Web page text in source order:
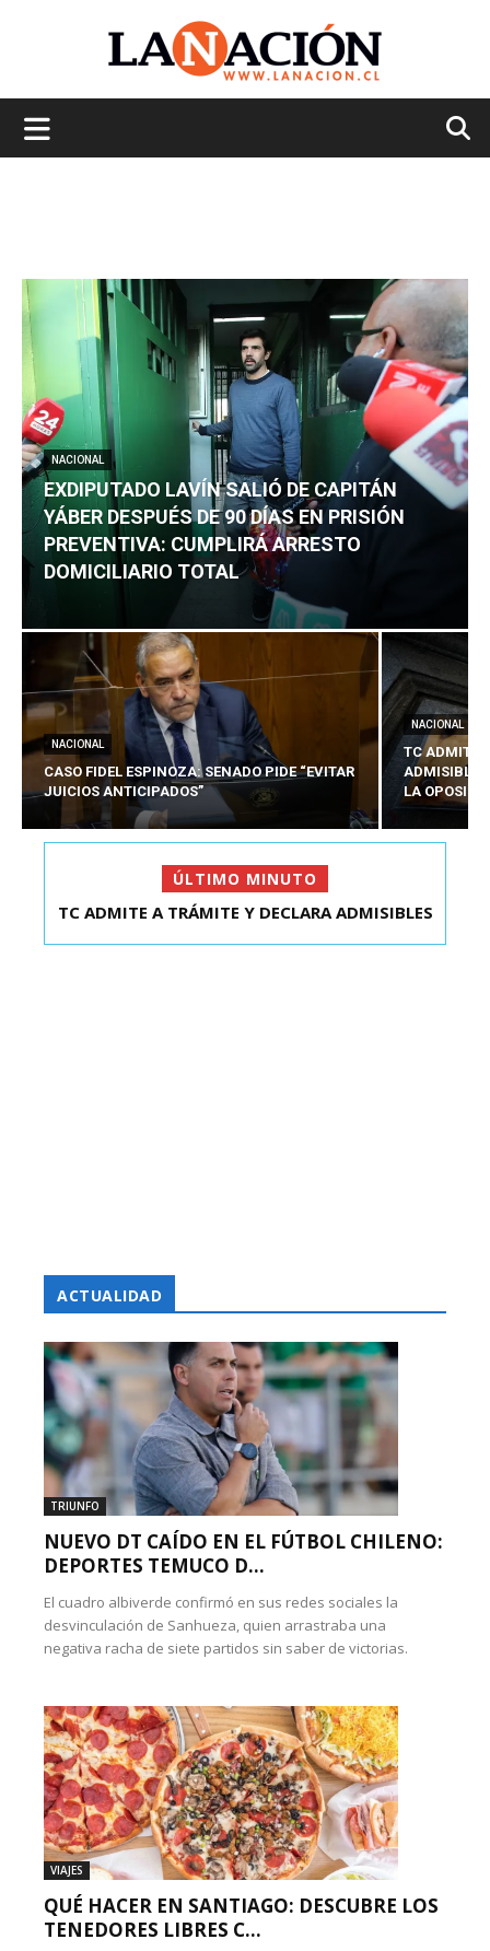
NACIONAL
EXDIPUTADO LAVÍN SALIÓ DE CAPITÁN
YÁBER DESPUÉS DE 90 DÍAS EN PRISIÓN
PREVENTIVA: CUMPLIRÁ ARRESTO
DOMICILIARIO TOTAL
NACIONAL
CASO FIDEL ESPINOZA: SENADO PIDE “EVITAR
JUICIOS ANTICIPADOS”
NACIONAL
TC ADMITE
ADMISIBLES
LA
ÚLTIMO MINUTO
TC ADMITE A TRÁMITE Y DECLARA ADMISIBLES
ACTUALIDAD
TRIUNFO
NUEVO DT CAÍDO EN EL FÚTBOL CHILENO:
DEPORTES TEMUCO D...
El cuadro albiverde confirmó en sus redes sociales la
desvinculación de Sanhueza, quien arrastraba una
negativa racha de siete partidos sin saber de victorias.
VIAJES
QUÉ HACER EN SANTIAGO: DESCUBRE LOS
TENEDORES LIBRES C...